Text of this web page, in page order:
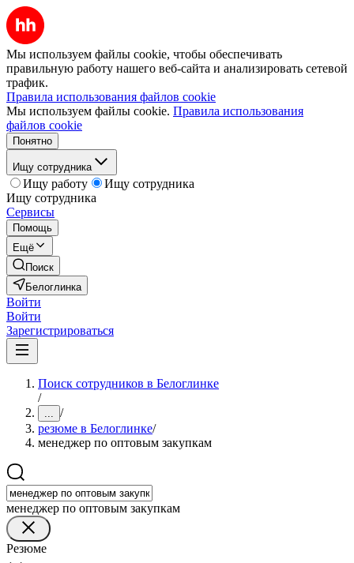
Мы используем файлы cookie, чтобы обеспечивать
правильную работу нашего веб-сайта и анализировать сетевой
трафик.
Правила использования файлов cookie
Мы используем файлы cookie. Правила использования
файлов cookie
Понятно
Ищу сотрудника
Ищу работу
Ищу сотрудника
Ищу сотрудника
Сервисы
Помощь
Ещё
Поиск
Белоглинка
Войти
Войти
Зарегистрироваться
Поиск сотрудников в Белоглинке
/
... /
резюме в Белоглинке/
менеджер по оптовым закупкам
менеджер по оптовым закупкам
Резюме